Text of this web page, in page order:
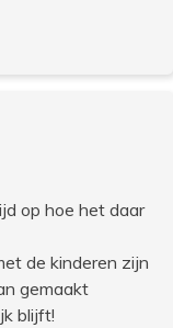
op hoe het daar
de kinderen zijn
gemaakt
blijft!